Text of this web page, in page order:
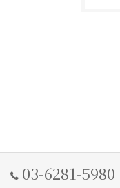
03-6281-5980